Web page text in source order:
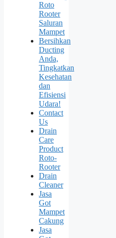
Roto
Rooter
Saluran
Mampet
Bersihkan
Ducting
Anda,
Tingkatkan
Kesehatan
dan
Efisiensi
Udara!
Contact
Us
Drain
Care
Product
Roto-
Rooter
Drain
Cleaner
Jasa
Got
Mampet
Cakung
Jasa